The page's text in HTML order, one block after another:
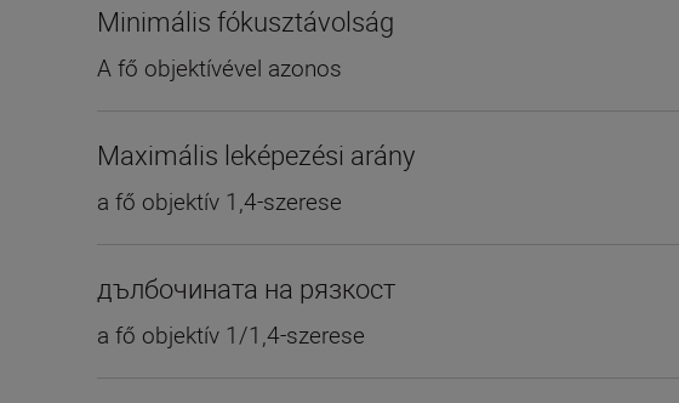
Minimális fókusztávolság
A fő objektívével azonos
Maximális leképezési arány
a fő objektív 1,4-szerese
дълбочината на рязкост
a fő objektív 1/1,4-szerese